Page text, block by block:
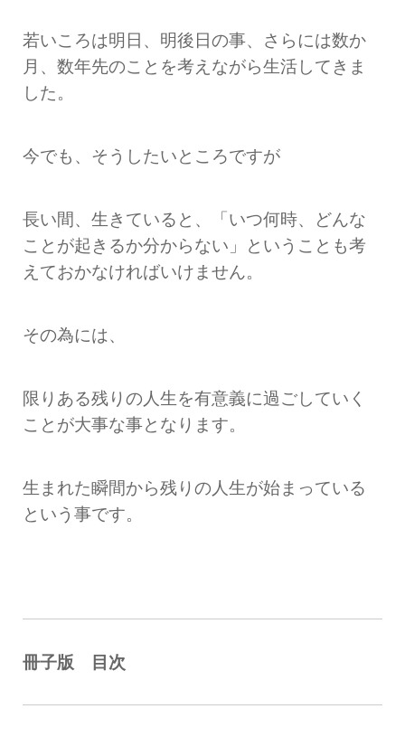
若いころは明日、明後日の事、さらには数か
月、数年先のことを考えながら生活してきま
した。
今でも、そうしたいところですが
長い間、生きていると、「いつ何時、どんな
ことが起きるか分からない」ということも考
えておかなければいけません。
その為には、
限りある残りの人生を有意義に過ごしていく
ことが大事な事となります。
生まれた瞬間から残りの人生が始まっている
という事です。
冊子版 目次